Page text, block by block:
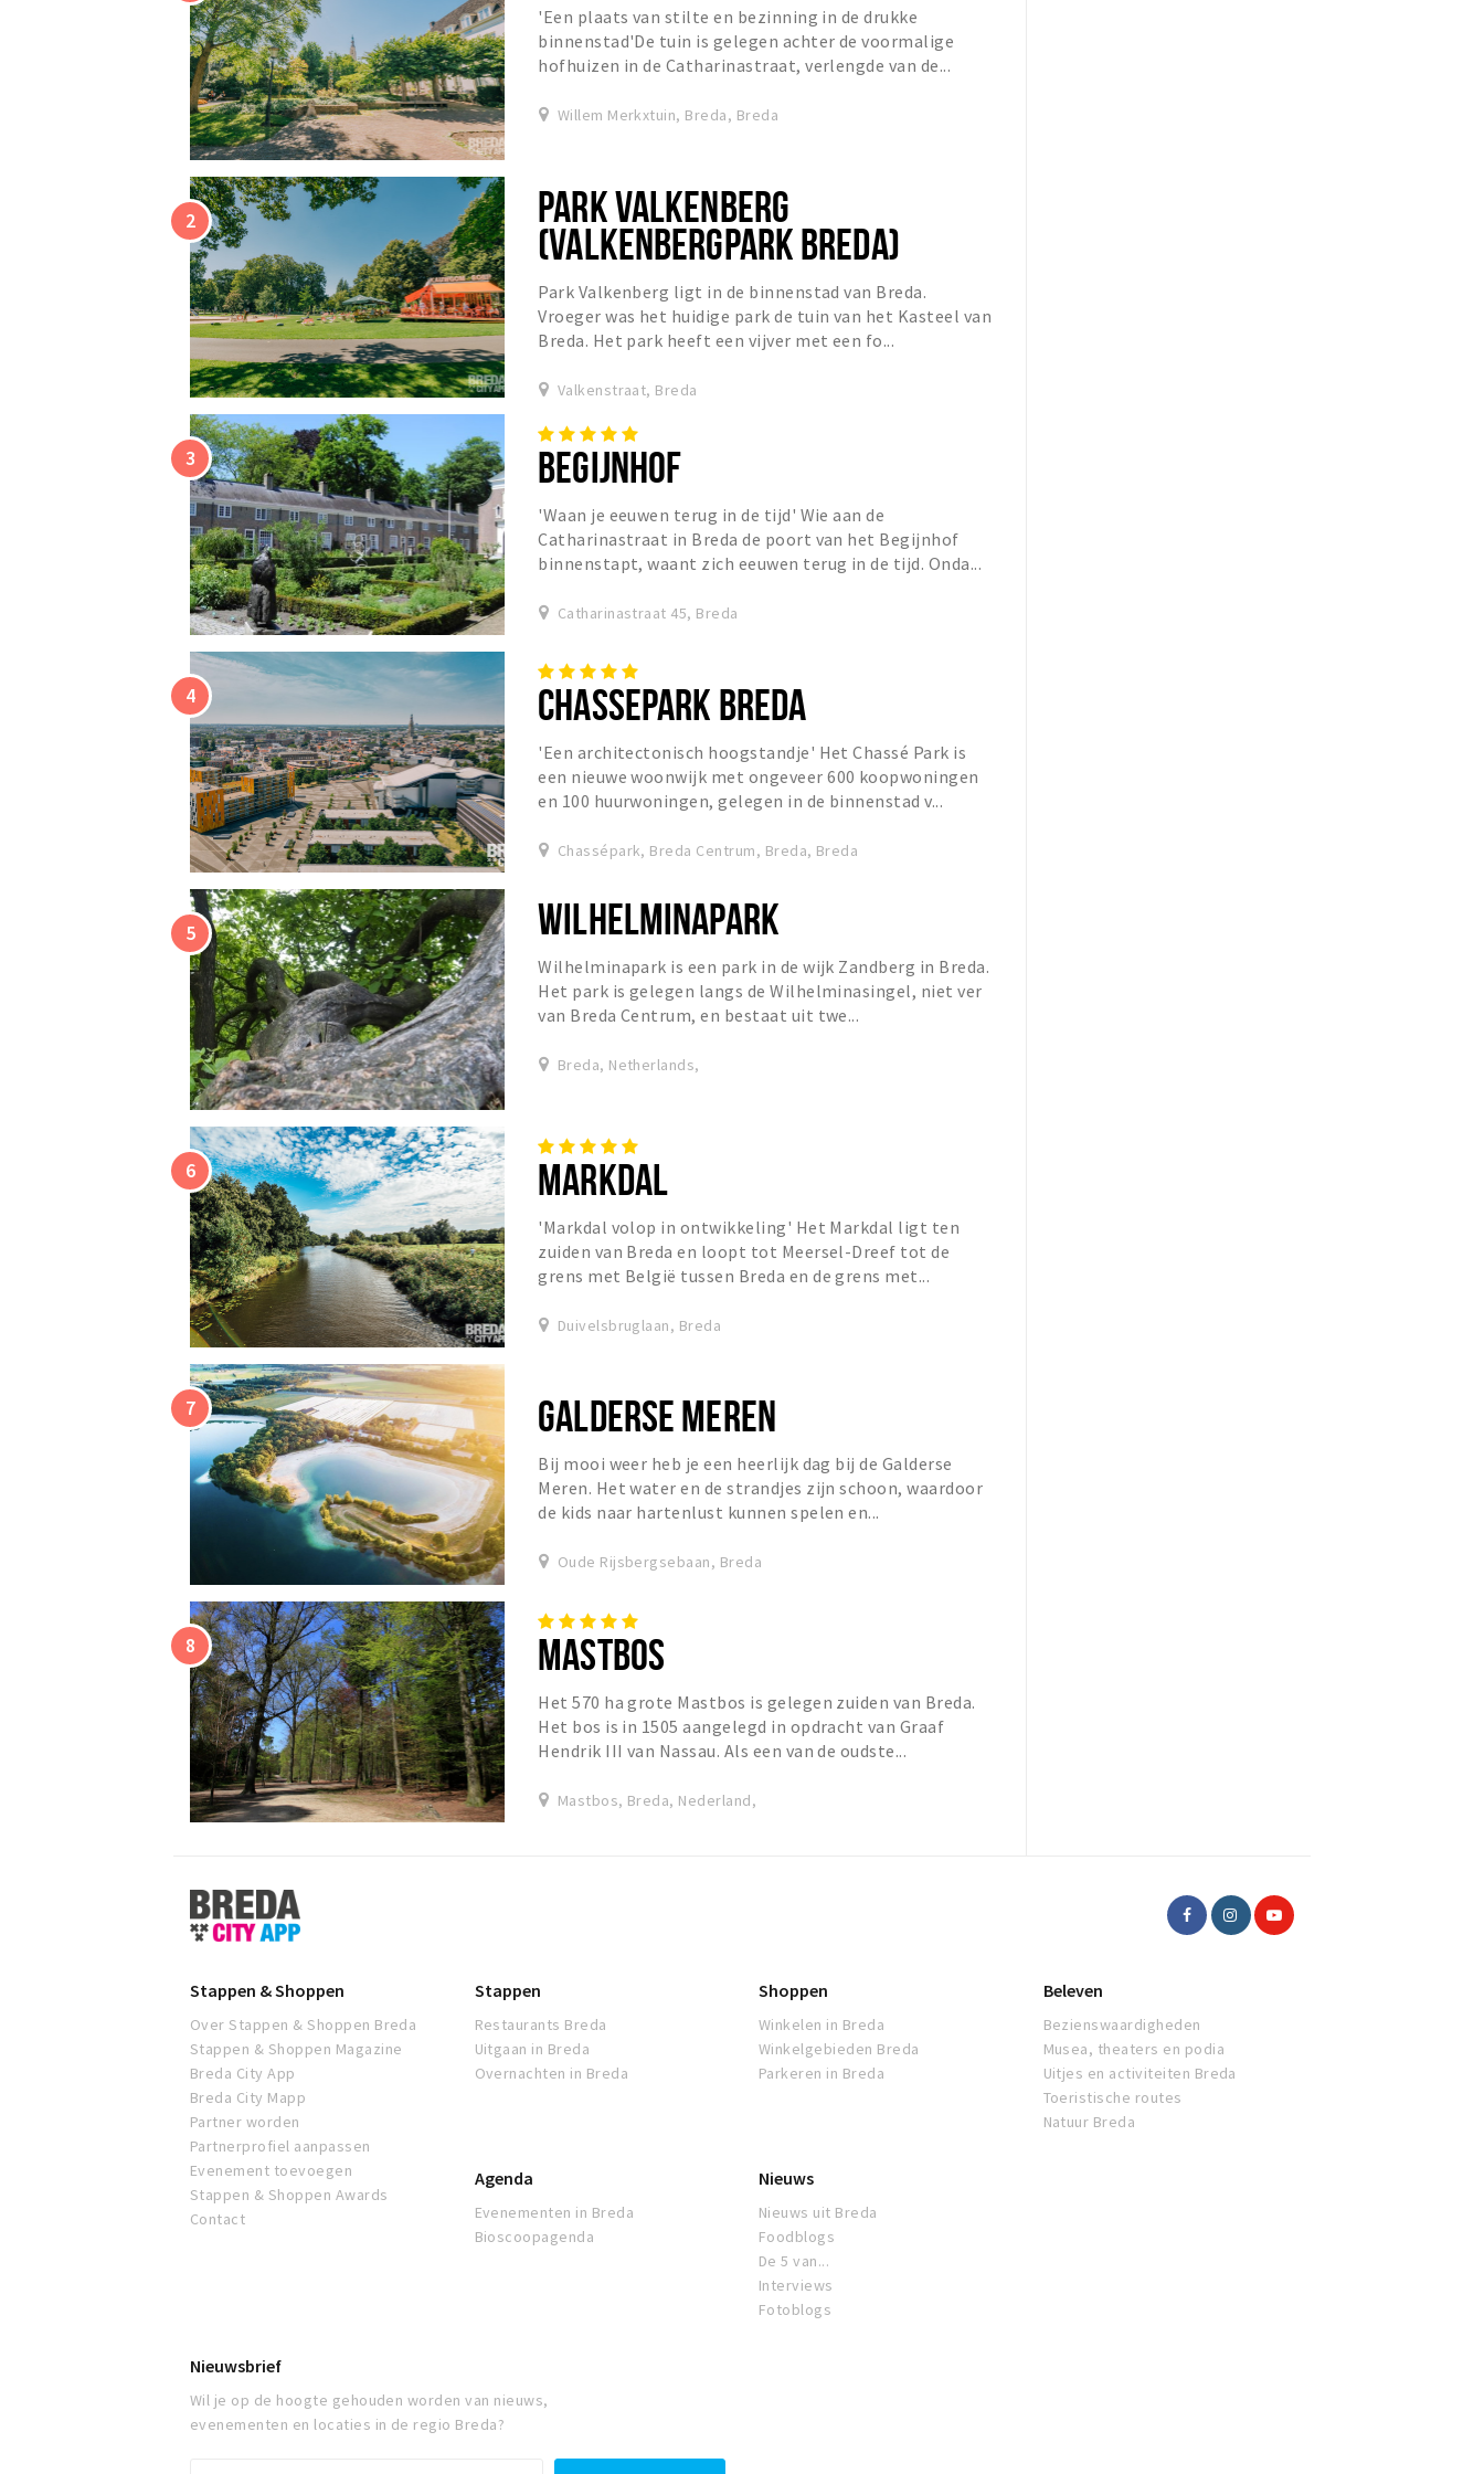
'Een plaats van stilte en bezinning in de drukke
binnenstad'De tuin is gelegen achter de voormalige
hofhuizen in de Catharinastraat, verlengde van de...
Willem Merkxtuin, Breda, Breda
PARK VALKENBERG
(VALKENBERGPARK BREDA)
Park Valkenberg ligt in de binnenstad van Breda.
Vroeger was het huidige park de tuin van het Kasteel van
Breda. Het park heeft een vijver met een fo...
Valkenstraat, Breda
BEGIJNHOF
'Waan je eeuwen terug in de tijd' Wie aan de
Catharinastraat in Breda de poort van het Begijnhof
binnenstapt, waant zich eeuwen terug in de tijd. Onda...
Catharinastraat 45, Breda
CHASSEPARK BREDA
'Een architectonisch hoogstandje' Het Chassé Park is
een nieuwe woonwijk met ongeveer 600 koopwoningen
en 100 huurwoningen, gelegen in de binnenstad v...
Chassépark, Breda Centrum, Breda, Breda
WILHELMINAPARK
Wilhelminapark is een park in de wijk Zandberg in Breda.
Het park is gelegen langs de Wilhelminasingel, niet ver
van Breda Centrum, en bestaat uit twe...
Breda, Netherlands,
MARKDAL
'Markdal volop in ontwikkeling' Het Markdal ligt ten
zuiden van Breda en loopt tot Meersel-Dreef tot de
grens met België tussen Breda en de grens met...
Duivelsbruglaan, Breda
GALDERSE MEREN
Bij mooi weer heb je een heerlijk dag bij de Galderse
Meren. Het water en de strandjes zijn schoon, waardoor
de kids naar hartenlust kunnen spelen en...
Oude Rijsbergsebaan, Breda
MASTBOS
Het 570 ha grote Mastbos is gelegen zuiden van Breda.
Het bos is in 1505 aangelegd in opdracht van Graaf
Hendrik III van Nassau. Als een van de oudste...
Mastbos, Breda, Nederland,
Stappen
&
Shoppen
Stappen & Shoppen
Over Stappen & Shoppen Breda
Stappen & Shoppen Magazine
Breda City App
Breda City Mapp
Partner worden
Partnerprofiel aanpassen
Evenement toevoegen
Stappen & Shoppen Awards
Contact
Stappen
Restaurants Breda
Uitgaan in Breda
Overnachten in Breda
Shoppen
Winkelen in Breda
Winkelgebieden Breda
Parkeren in Breda
Beleven
Bezienswaardigheden
Musea, theaters en podia
Uitjes en activiteiten Breda
Toeristische routes
Natuur Breda
Agenda
Evenementen in Breda
Bioscoopagenda
Nieuws
Nieuws uit Breda
Foodblogs
De 5 van...
Interviews
Fotoblogs
Nieuwsbrief
Wil je op de hoogte gehouden worden van nieuws,
evenementen en locaties in de regio Breda?